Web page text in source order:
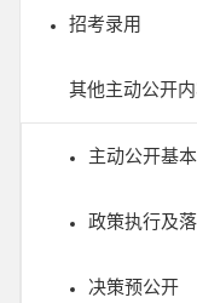
招考录用
其他主动公开
主动公开基
政策执行及
决策预公开